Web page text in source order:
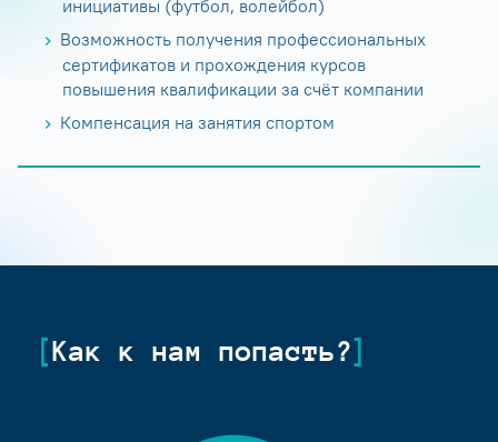
инициативы (футбол, волейбол)
Возможность получения профессиональных
сертификатов и прохождения курсов
повышения квалификации за счёт компании
Компенсация на занятия спортом
Как к нам попасть?